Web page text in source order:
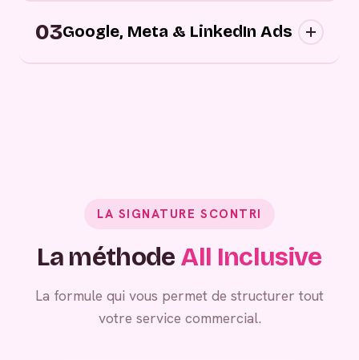
approchons vos prospects au bon moment,
personnalisés.
03Google, Meta & LinkedIn Ads
LA SIGNATURE SCONTRI
La méthode All Inclusive
La formule qui vous permet de structurer tout
votre service commercial.